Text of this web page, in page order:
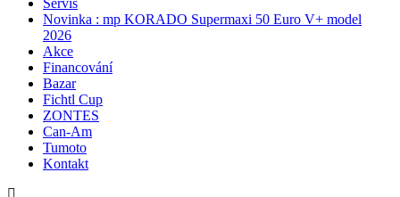
Novinka : mp KORADO Supermaxi 50 Euro V+ model
2026
Akce
Financování
Bazar
Fichtl Cup
ZONTES
Can-Am
Tumoto
Kontakt